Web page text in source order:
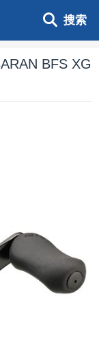
搜索
BFS XG